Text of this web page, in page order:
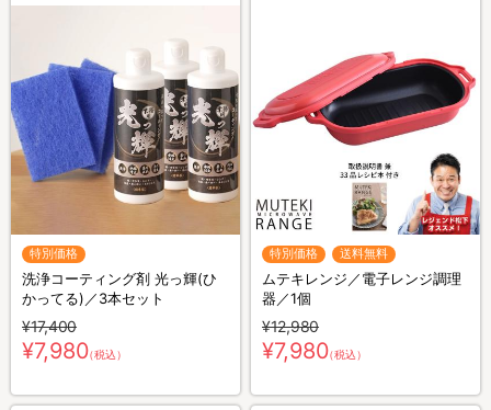
特別価格
洗浄コーティング剤 光っ輝(ひ
かってる)／3本セット
¥17,400
¥7,980（税込）
特別価格 送料無料
ムテキレンジ／電子レンジ調理
器／1個
¥12,980
¥7,980（税込）